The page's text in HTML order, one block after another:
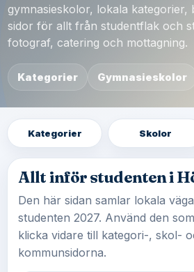
gymnasieskolor, lokala kategorier,
sidor för allt från studentflak och
fotograf, catering och mottagning.
Kategorier Gymnasieskolor
Kategorier Skolor
Allt inför studenten i
Den här sidan samlar lokala
studenten 2027. Använd den
klicka vidare till kategori-, skol-
kommunsidorna.